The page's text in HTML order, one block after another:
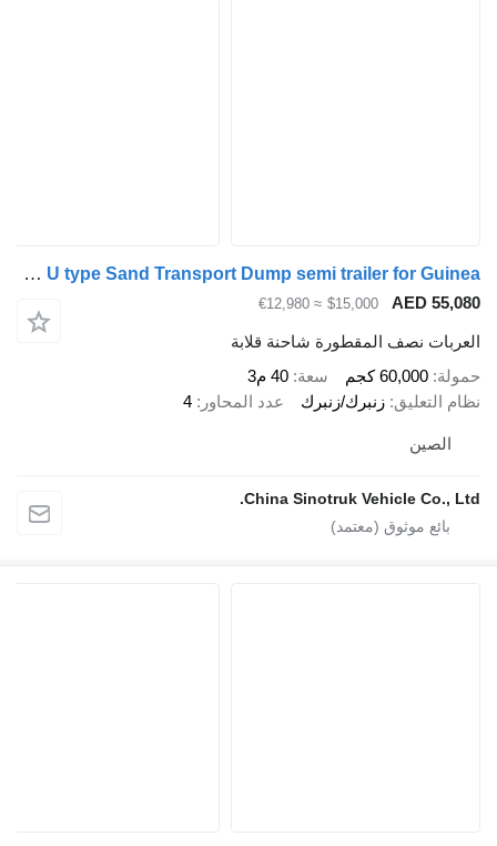
ZW-Trailer 4 Axle U type Sand Transport Dump semi trailer for Guinea
AED
$15,000
≈ €12,980
نصف المقطورة شاحنة قلابة
60,000 كجم سعة
40 م3
التعليق زنبرك/زنبرك عدد المحاور 4
الصين
China Sinotruk Vehicle Co.,